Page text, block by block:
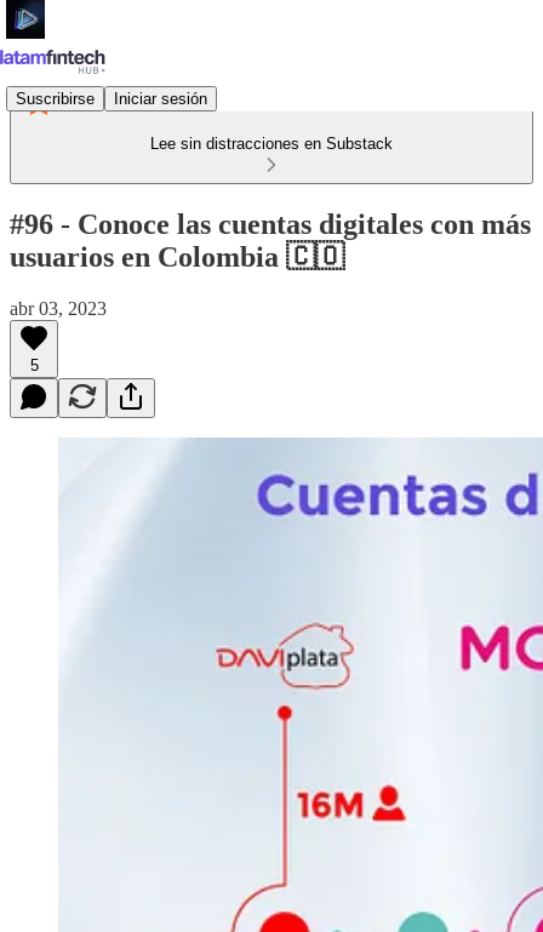
Suscribirse Iniciar sesión
Lee sin distracciones en Substack
#96 - Conoce las cuentas digitales con más
usuarios en Colombia 🇨🇴
abr 03, 2023
5